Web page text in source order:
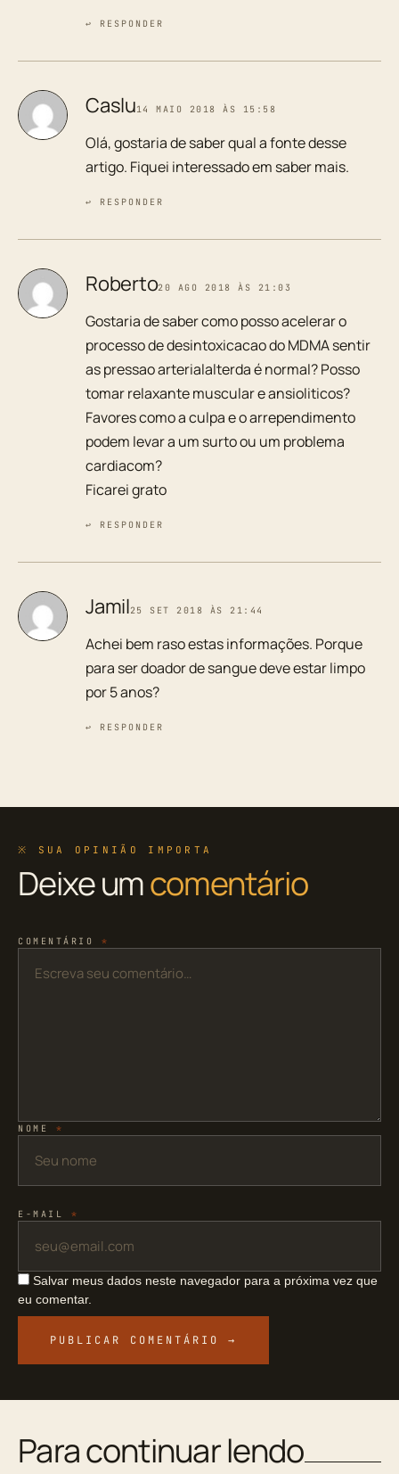
↩ RESPONDER
Caslu14 MAIO 2018 ÀS 15:58
Olá, gostaria de saber qual a fonte desse
artigo. Fiquei interessado em saber mais.
↩ RESPONDER
Roberto20 AGO 2018 ÀS 21:03
Gostaria de saber como posso acelerar o
processo de desintoxicacao do MDMA sentir
as pressao arterialalterda é normal? Posso
tomar relaxante muscular e ansioliticos?
Favores como a culpa e o arrependimento
podem levar a um surto ou um problema
cardiacom?
Ficarei grato
↩ RESPONDER
Jamil25 SET 2018 ÀS 21:44
Achei bem raso estas informações. Porque
para ser doador de sangue deve estar limpo
por 5 anos?
↩ RESPONDER
※ SUA OPINIÃO IMPORTA
Deixe umcomentário
COMENTÁRIO *
NOME *
E-MAIL *
Salvar meus dados neste navegador para a próxima vez que
eu comentar.
Para continuar lendo